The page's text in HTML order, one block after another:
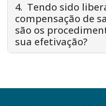
4. Tendo sido
compensação de
são os
sua efetivação?